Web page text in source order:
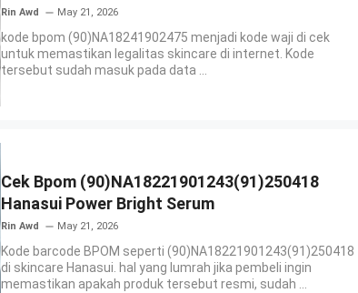
Rin Awd May 21, 2026
kode bpom (90)NA18241902475 menjadi kode waji di cek
untuk memastikan legalitas skincare di internet. Kode
tersebut sudah masuk pada data ...
Cek Bpom (90)NA18221901243(91)250418
Hanasui Power Bright Serum
Rin Awd May 21, 2026
Kode barcode BPOM seperti (90)NA18221901243(91)250418
di skincare Hanasui. hal yang lumrah jika pembeli ingin
memastikan apakah produk tersebut resmi, sudah ...